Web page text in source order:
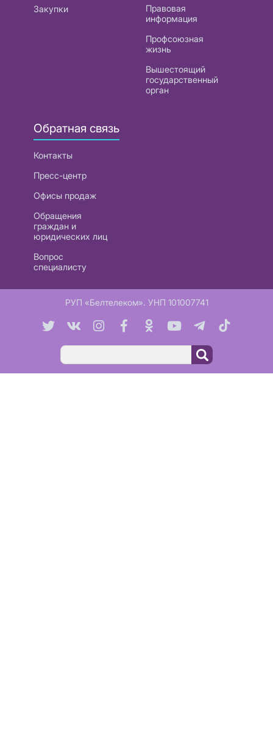
Закупки
Правовая
информация
Профсоюзная
жизнь
Вышестоящий
государственный
орган
Обратная связь
Контакты
Пресс-центр
Офисы продаж
Обращения
граждан и
юридических лиц
Вопрос
специалисту
РУП «Белтелеком». УНП 101007741
Поиск